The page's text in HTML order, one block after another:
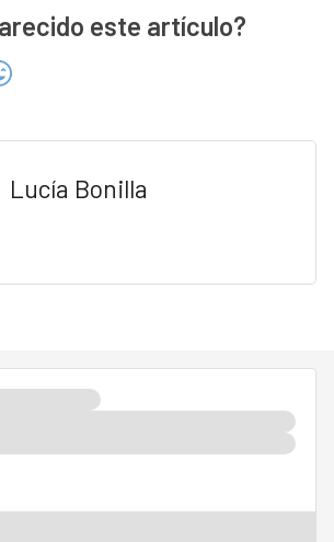
este artículo?
Lucía Bonilla